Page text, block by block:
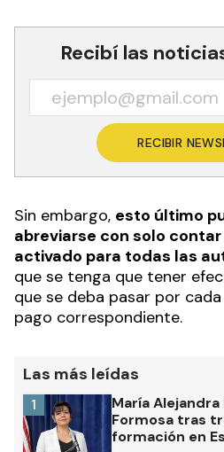
Recibí las
RECIBIR
Sin embargo, esto último
abreviarse con solo contar
activado para todas las
que se tenga que tener
que se deba pasar por
pago correspondiente.
Las más leídas
María
Formosa tras
formación en
1